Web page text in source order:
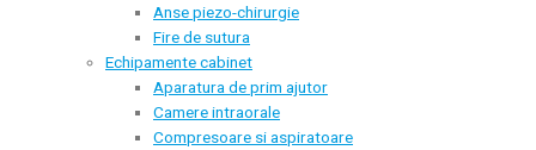
Anse piezo-chirurgie
Fire de sutura
Echipamente cabinet
Aparatura de prim ajutor
Camere intraorale
Compresoare si aspiratoare